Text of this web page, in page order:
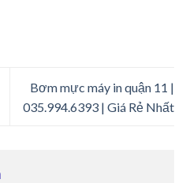
Bơm mực máy in quận 11 |
035.994.6393 | Giá Rẻ Nhất